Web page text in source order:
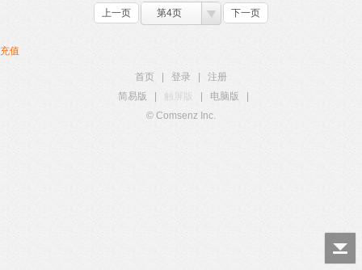
上一页 第4页 下一页
充值
首页 登录
注册
简易版
触屏版 电脑版
© Comsenz Inc.